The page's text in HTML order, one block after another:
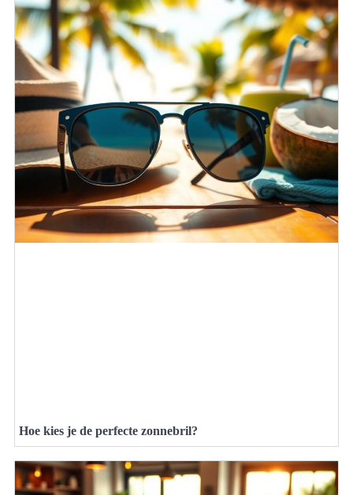
Hoe kies je de perfecte zonnebril?